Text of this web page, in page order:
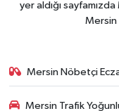
yer aldığı
Mersin
Mersin Nöbetçi
Mersin Trafik